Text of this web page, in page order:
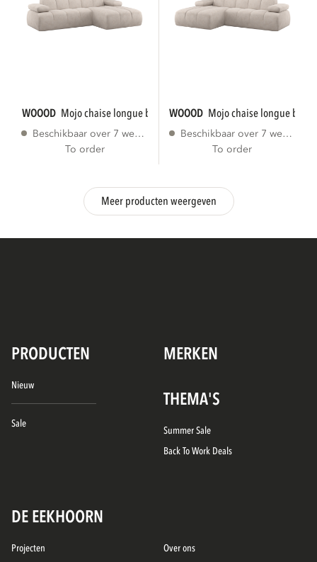
WOOOD mojo chaise longue bank rechts...
Beschikbaar over 7 weken
To order
WOOOD mojo chaise longue
Beschikbaar over 7 weken
To order
Meer producten weergeven
PRODUCTEN MERKEN
Nieuw
Sale
THEMA'S
Summer Sale
Back To Work Deals
DE EEKHOORN
Projecten Over ons